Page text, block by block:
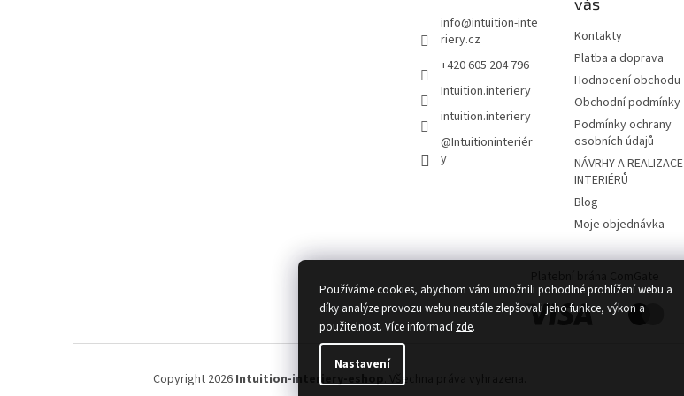
Používáme cookies, abychom vám umožnili pohodlné prohlížení webu a
díky analýze provozu webu neustále zlepšovali jeho funkce, výkon a
použitelnost. Více informacízde.
Nastavení
k
v
ý
p
i
s
u
info@intuition-inte
riery.cz
+420 605 204 796
Intuition.interiery
intuition.interiery
@Intuitioninteriér
y
Kontakty
Platba a doprava
Hodnocení obchodu
Obchodní podmínky
Podmínky ochrany
osobních údajů
NÁVRHY A REALIZACE
INTERIÉRŮ
Blog
Moje objednávka
Copyright 2026 Intuition-interiery-eshop. Všechna práva vyhrazena.